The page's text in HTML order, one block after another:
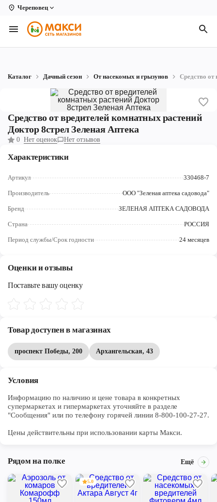
Череповец
Вологда
Архангельск
Коряжма
Котлас
Новодвинск
Рыбинск
Череповец
Ярославль
Каталог Дачный сезон От насекомых и грызунов Средство от
Средство от вредителей комнатных растений
Доктор 8стрел Зеленая Аптека
0 Нет оценок Нет отзывов
Характеристики
Артикул 330468-7
Производитель ООО "Зеленая аптека садовода"
Бренд ЗЕЛЕНАЯ АПТЕКА САДОВОДА
Страна РОССИЯ
Период службы/Срок годности 24 месяцев
Оценки и отзывы
Поставьте вашу оценку
Товар доступен в магазинах
проспект Победы, 200 Архангельская, 43
Условия
Информацию по наличию и цене товара в конкретных
супермаркетах и гипермаркетах уточняйте в разделе
"Сообщения" или по телефону горячей линии 8-800-100-27-27.
Цены действительны при использовании карты Макси.
Рядом на полке Ещё
5.0